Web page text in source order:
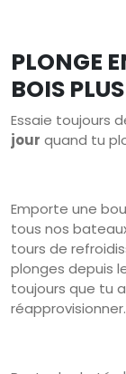
PLONGE
BOIS
Essaie toujours
jour quand tu
Emporte une
tous nos
tours de
plonges depuis
toujours que tu
réapprovisionner.